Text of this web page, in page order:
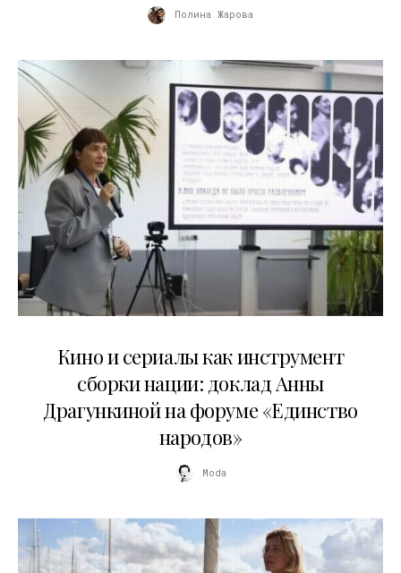
Полина Жарова
Кино и сериалы как инструмент
сборки нации: доклад Анны
Драгункиной на форуме «Единство
народов»
Moda